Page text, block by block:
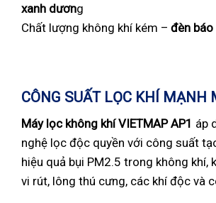
xanh dương
Chất lượng không khí kém – đèn
CÔNG SUẤT LỌC KHÍ MẠNH
Máy lọc không khí VIETMAP AP1 áp
nghệ lọc độc quyền với công suất
hiệu quả bụi PM2.5 trong không khí,
vi rút, lông thú cưng, các khí độc và